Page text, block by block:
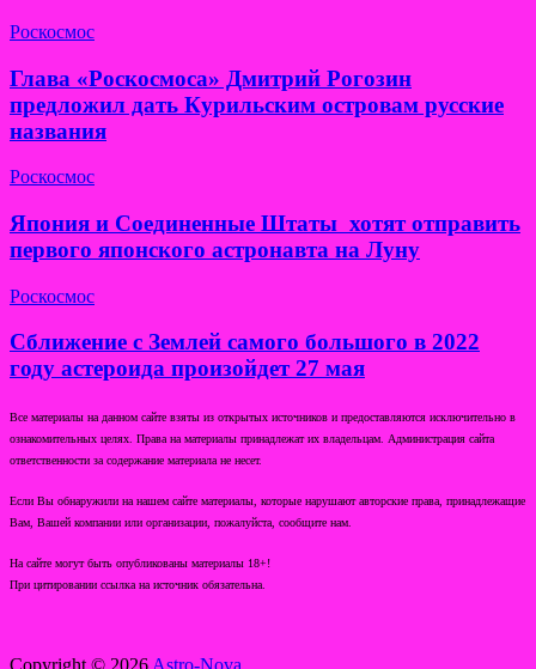
Роскосмос
Глава «Роскосмоса» Дмитрий Рогозин
предложил дать Курильским островам русские
названия
Роскосмос
Япония и Соединенные Штаты хотят отправить
первого японского астронавта на Луну
Роскосмос
Сближение с Землей самого большого в 2022
году астероида произойдет 27 мая
Все материалы на данном сайте взяты из открытых источников и предоставляются исключительно в
ознакомительных целях. Права на материалы принадлежат их владельцам. Администрация сайта
ответственности за содержание материала не несет.
Если Вы обнаружили на нашем сайте материалы, которые нарушают авторские права, принадлежащие
Вам, Вашей компании или организации, пожалуйста, сообщите нам.
На сайте могут быть опубликованы материалы 18+!
При цитировании ссылка на источник обязательна.